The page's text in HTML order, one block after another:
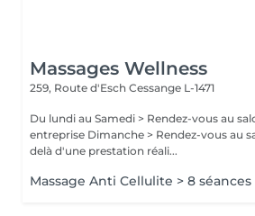
Massages Wellness
259, Route d'Esch Cessange L-1471
Du lundi au Samedi > Rendez-vous au
entreprise Dimanche > Rendez-vous au salon et à domicile Au
delà d'une prestation réali...
Massage Anti Cellulite > 8 séances